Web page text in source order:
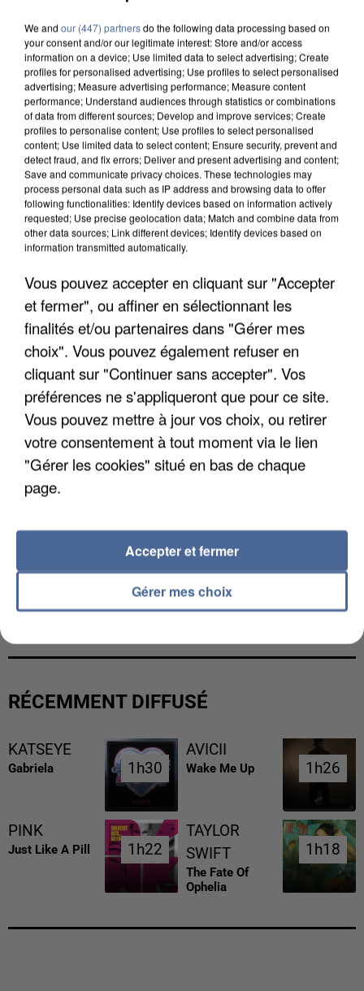
APRÈS TOUTES CES CANICULES, LES REFUGES
DE FAUNE SAUVAGE SONT...
L’UN DES FONDATEURS SUPPOSÉS DE LA DZ
MAFIA INTERPELLÉ EN ALGÉRIE
RÉCEMMENT DIFFUSÉ
KATSEYE
Gabriela 1h30
1h30
AVICII
Wake Me Up 1h26
1h26
PINK
Just Like A Pill 1h22
1h22
TAYLOR
SWIFT
The Fate Of
Ophelia
1h18
1h18
We and our (447) partnersdo the following data processing based on
your consent and/or our legitimate interest: Store and/or access
information on a device; Use limited data to select advertising; Create
profiles for personalised advertising; Use profiles to select personalised
advertising; Measure advertising performance; Measure content
performance; Understand audiences through statistics or combinations
of data from different sources; Develop and improve services; Create
profiles to personalise content; Use profiles to select personalised
content; Use limited data to select content; Ensure security, prevent and
detect fraud, and fix errors; Deliver and present advertising and content;
Save and communicate privacy choices. These technologies may
process personal data such as IP address and browsing data to offer
following functionalities: Identify devices based on information actively
requested; Use precise geolocation data; Match and combine data from
other data sources; Link different devices; Identify devices based on
information transmitted automatically.
Vous pouvez accepter en cliquant sur "Accepter
et fermer", ou affiner en sélectionnant les
finalités et/ou partenaires dans "Gérer mes
choix". Vous pouvez également refuser en
cliquant sur "Continuer sans accepter". Vos
préférences ne s'appliqueront que pour ce site.
Vous pouvez mettre à jour vos choix, ou retirer
votre consentement à tout moment via le lien
"Gérer les cookies" situé en bas de chaque
page.
Gérer mes choix
Accepter et fermer